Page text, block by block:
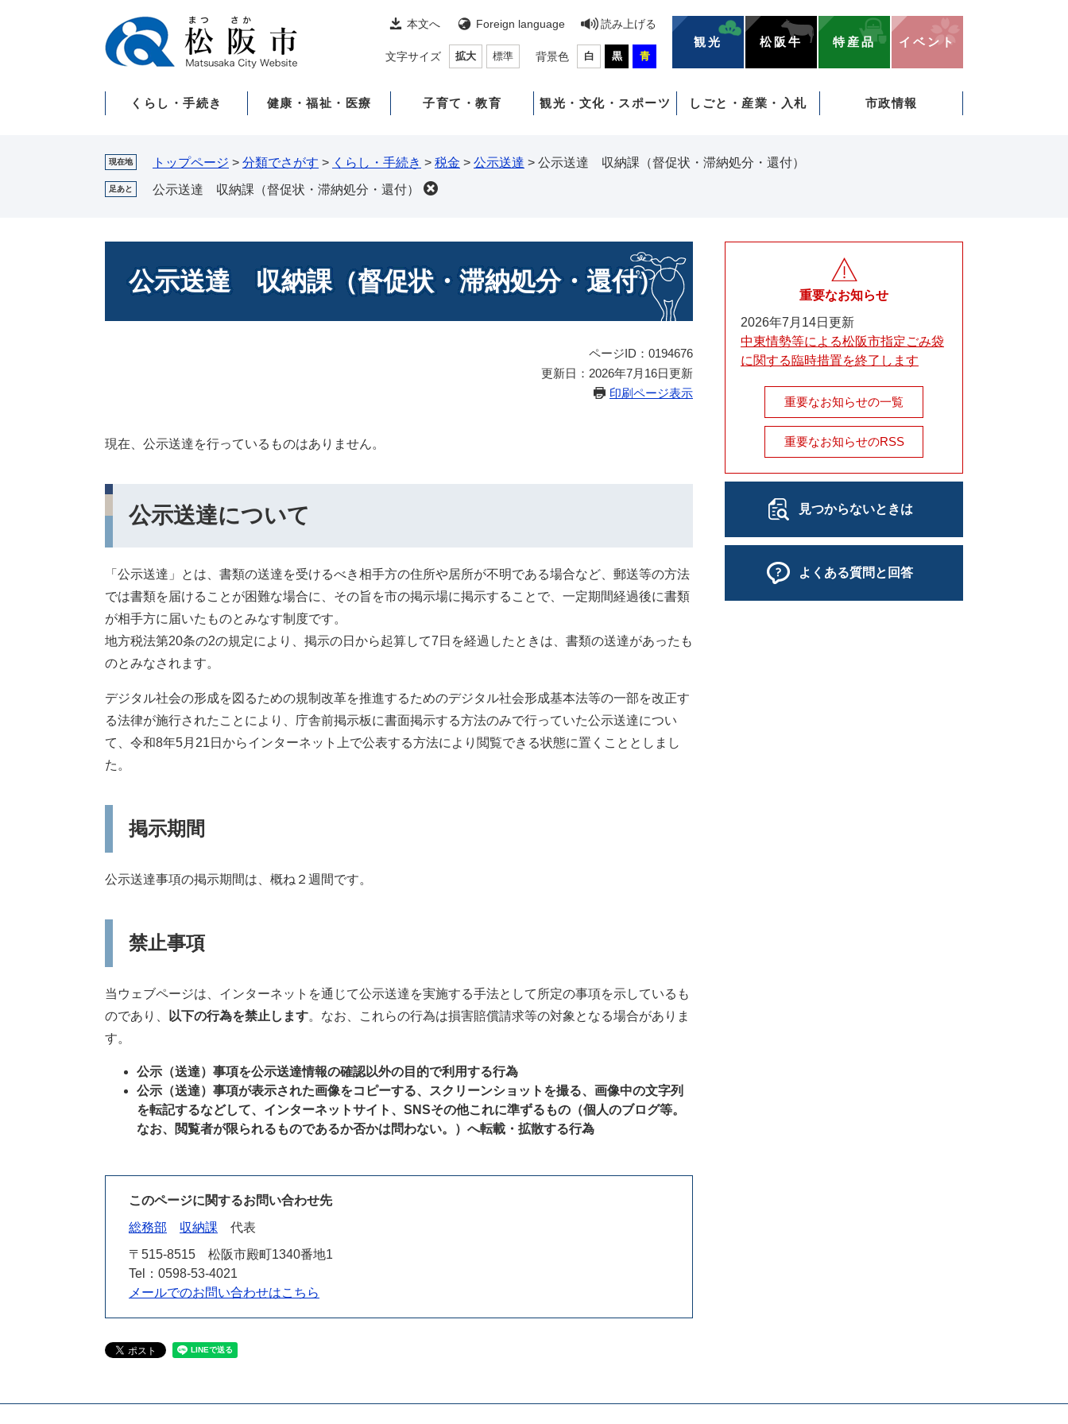
本文へ Foreign language 読み上げる
文字サイズ 拡大 標準 背景色 白 黒 青
観光 松阪牛 特産品 イベント
くらし・手続き 健康・福祉・医療 子育て・教育 観光・文化・スポーツ しごと・産業・入札 市政情報
現在地 トップページ > 分類でさがす > くらし・手続き > 税金 > 公示送達 > 公示送達 収納課（督促状・滞納処分・還付）
足あと 公示送達 収納課（督促状・滞納処分・還付）
公示送達 収納課（督促状・滞納処分・還付）
ページID：0194676
更新日：2026年7月16日更新
印刷ページ表示
現在、公示送達を行っているものはありません。
公示送達について
「公示送達」とは、書類の送達を受けるべき相手方の住所や居所が不明である場合など、郵送等の方法
では書類を届けることが困難な場合に、その旨を市の掲示場に掲示することで、一定期間経過後に書類
が相手方に届いたものとみなす制度です。​
地方税法第20条の2の規定により、掲示の日から起算して7日を経過したときは、書類の送達があったも
のとみなされます。
デジタル社会の形成を図るための規制改革を推進するためのデジタル社会形成基本法等の一部を改正す
る法律が施行されたことにより、庁舎前掲示板に書面掲示する方法のみで行っていた公示送達につい
て、令和8年5月21日からインターネット上で公表する方法により閲覧できる状態に置くこととしまし
た。
掲示期間
公示送達事項の掲示期間は、概ね２週間です。
禁止事項
当ウェブページは、インターネットを通じて公示送達を実施する手法として所定の事項を示しているも
のであり、
以下の行為を禁止します。なお、これらの行為は損害賠償請求等の対象となる場合がありま
す。
公示（送達）事項を公示送達情報の確認以外の目的で利用する行為
公示（送達）事項が表示された画像をコピーする、スクリーンショットを撮る、画像中の文字列
を転記するなどして、インターネットサイト、SNSその他これに準ずるもの（個人のブログ等。
なお、閲覧者が限られるものであるか否かは問わない。）へ転載・拡散する行為
このページに関するお問い合わせ先
総務部
収納課
代表
〒515-8515
松阪市殿町1340番地1
Tel：0598-53-4021
メールでのお問い合わせはこちら
重要なお知らせ
2026年7月14日更新
中東情勢等による松阪市指定ごみ袋
に関する臨時措置を終了します
重要なお知らせの一覧
重要なお知らせのRSS
見つからないときは
よくある質問と回答